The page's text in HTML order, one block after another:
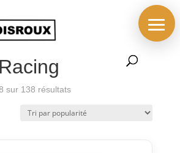
Racing
sur 138 résultatsTrié
popularité